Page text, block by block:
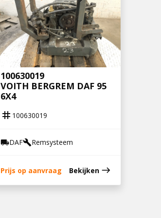
100630019
VOITH BERGREM DAF 95
6X4
tag 100630019
local_shippingDAFbuildRemsysteem
Prijs op aanvraag Bekijken east